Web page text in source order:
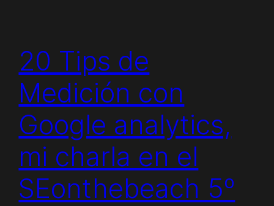
20 Tips de
Medición con
Google analytics,
mi charla en el
SEonthebeach 5º